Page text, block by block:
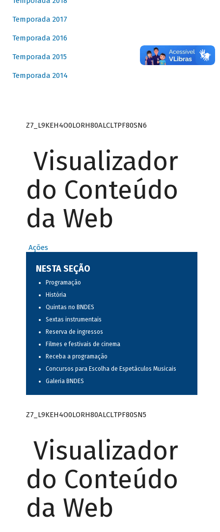
Temporada 2017
Temporada 2016
Temporada 2015
Temporada 2014
Z7_L9KEH4O0LORH80ALCLTPF80SN6
Visualizador
do Conteúdo
da Web
Ações
NESTA SEÇÃO
Programação
História
Quintas no BNDES
Sextas instrumentais
Reserva de ingressos
Filmes e festivais de cinema
Receba a programação
Concursos para Escolha de Espetáculos Musicais
Galeria BNDES
Z7_L9KEH4O0LORH80ALCLTPF80SN5
Visualizador
do Conteúdo
da Web